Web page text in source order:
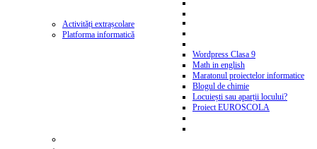
Activități extrașcolare
Platforma informatică
Wordpress Clasa 9
Math in english
Maratonul proiectelor informatice
Blogul de chimie
Locuiești sau aparții locului?
Proiect EUROSCOLA